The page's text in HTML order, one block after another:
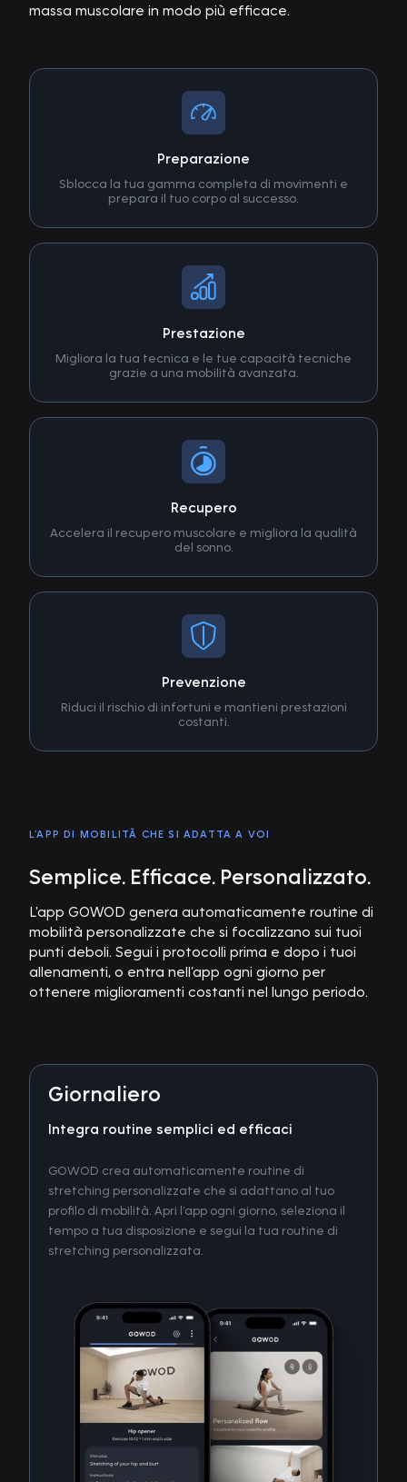
massa muscolare in modo più efficace.
Preparazione
Sblocca la tua gamma completa di movimenti e
prepara il tuo corpo al successo.
Prestazione
Migliora la tua tecnica e le tue capacità tecniche
grazie a una mobilità avanzata.
Recupero
Accelera il recupero muscolare e migliora la qualità
del sonno.
Prevenzione
Riduci il rischio di infortuni e mantieni prestazioni
costanti.
L’APP DI MOBILITÀ CHE SI ADATTA A VOI
Semplice. Efficace. Personalizzato.
L'app GOWOD genera automaticamente routine di
mobilità personalizzate che si focalizzano sui tuoi
punti deboli. Segui i protocolli prima e dopo i tuoi
allenamenti, o entra nell’app ogni giorno per
ottenere miglioramenti costanti nel lungo periodo.
Giornaliero
Integra routine semplici ed efficaci
GOWOD crea automaticamente routine di
stretching personalizzate che si adattano al tuo
profilo di mobilità. Apri l’app ogni giorno, seleziona il
tempo a tua disposizione e segui la tua routine di
stretching personalizzata.